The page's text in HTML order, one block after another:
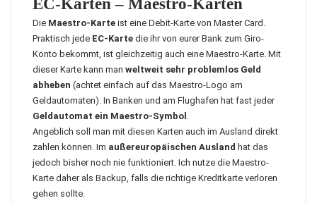
EC-Karten – Maestro-Karten
Die Maestro-Karte ist eine Debit-Karte von Master Card.
Praktisch jede EC-Karte die ihr von eurer Bank zum Giro-
Konto bekommt, ist gleichzeitig auch eine Maestro-Karte. Mit
dieser Karte kann man weltweit sehr problemlos Geld
abheben (achtet einfach auf das Maestro-Logo am
Geldautomaten). In Banken und am Flughafen hat fast jeder
Geldautomat ein Maestro-Symbol .
Angeblich soll man mit diesen Karten auch im Ausland direkt
zahlen können. Im außereuropäischen Ausland hat das
jedoch bisher noch nie funktioniert. Ich nutze die Maestro-
Karte daher als Backup, falls die richtige Kreditkarte verloren
gehen sollte.